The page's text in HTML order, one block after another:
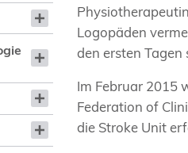
Logopäden
den ersten
Im Februar 2015
Federation of
die Stroke Unit